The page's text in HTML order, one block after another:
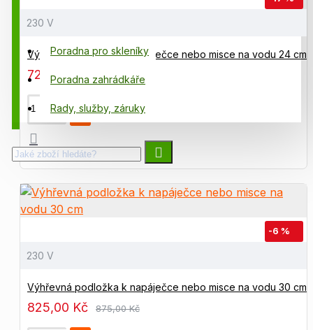
Poradna chovatele
Poradna pro skleníky
Poradna zahrádkáře
Rady, služby, záruky
230 V
Výhřevná podložka k napáječce nebo misce na vodu 24 cm
725,00 Kč 875,00 Kč
-6 %
230 V
Výhřevná podložka k napáječce nebo misce na vodu 30 cm
825,00 Kč 875,00 Kč